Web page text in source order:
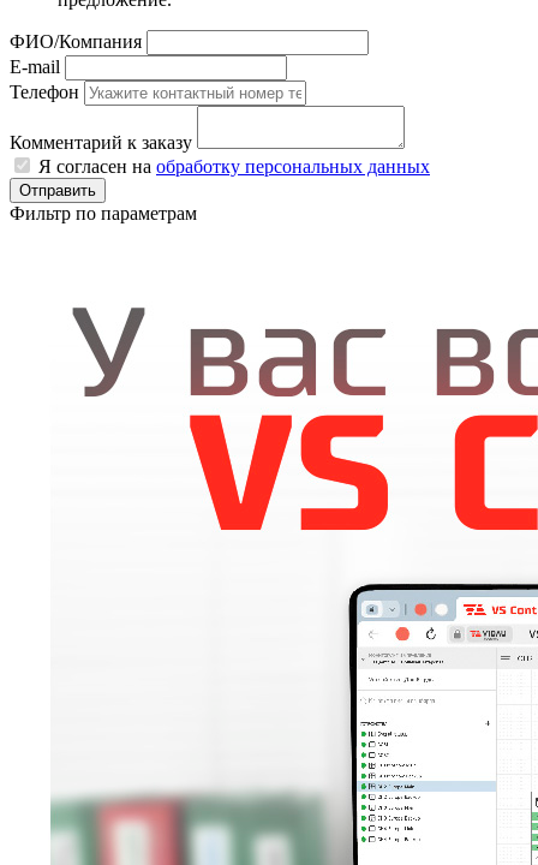
ФИО/Компания
E-mail
Телефон
Комментарий к заказу
Я согласен на обработку персональных данных
Отправить
Фильтр по параметрам